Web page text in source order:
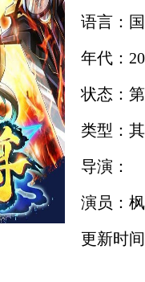
语言：
年代：
状态：
类型：
导演：
演员：
更新时